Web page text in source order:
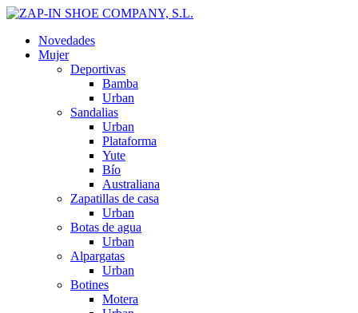
Novedades
Mujer
Deportivas
Bamba
Urban
Sandalias
Urban
Plataforma
Yute
Bío
Australiana
Zapatillas de casa
Urban
Botas de agua
Urban
Alpargatas
Urban
Botines
Motera